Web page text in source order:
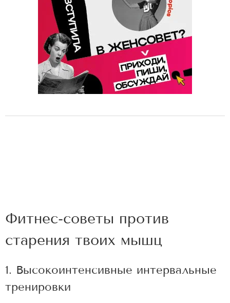
Фитнес-советы против
старения твоих мышц
1. Высокоинтенсивные интервальные
тренировки